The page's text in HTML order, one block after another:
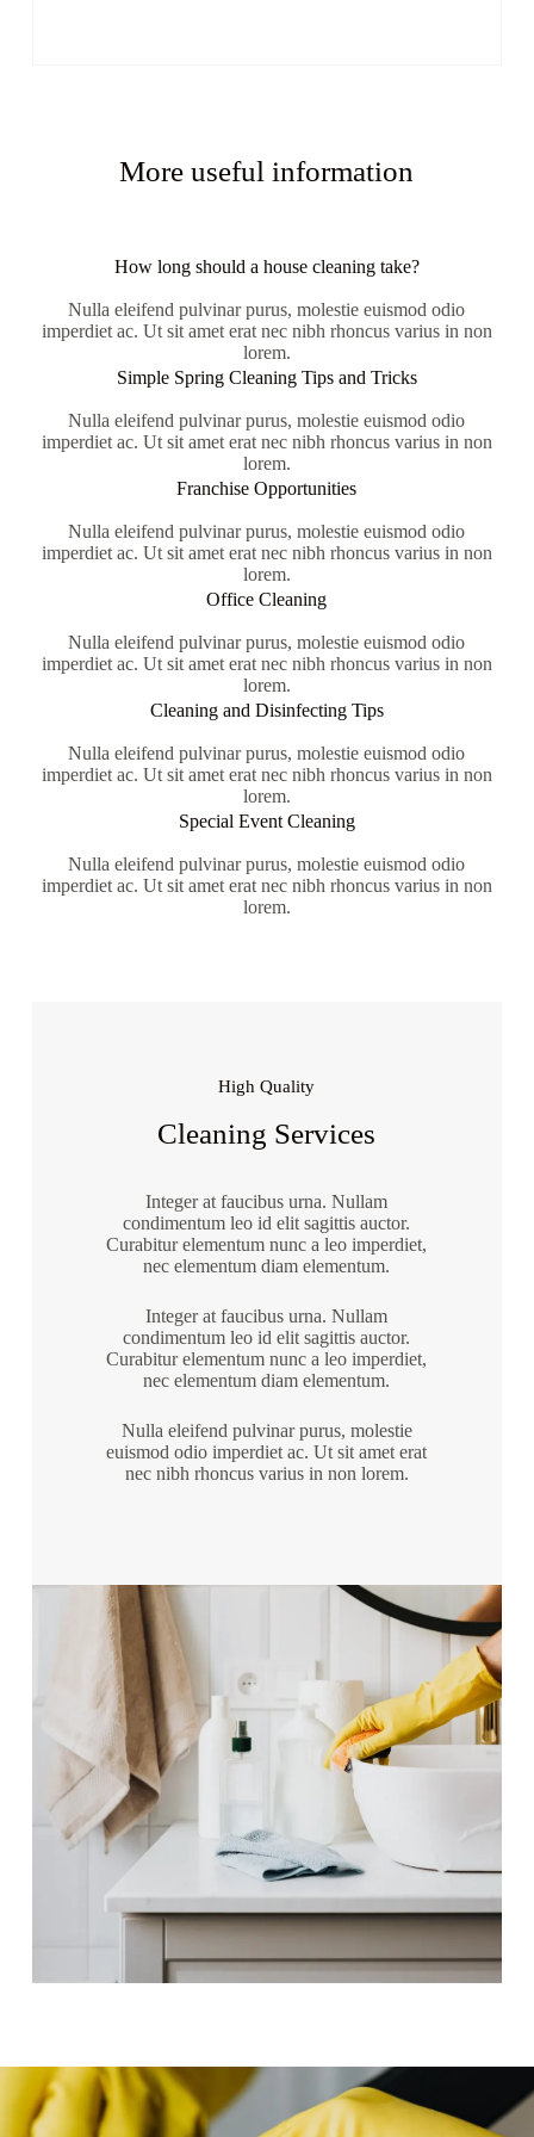
More useful information
How long should a house cleaning take?
Nulla eleifend pulvinar purus, molestie euismod odio
imperdiet ac. Ut sit amet erat nec nibh rhoncus varius in non
lorem.
Simple Spring Cleaning Tips and Tricks
Nulla eleifend pulvinar purus, molestie euismod odio
imperdiet ac. Ut sit amet erat nec nibh rhoncus varius in non
lorem.
Franchise Opportunities
Nulla eleifend pulvinar purus, molestie euismod odio
imperdiet ac. Ut sit amet erat nec nibh rhoncus varius in non
lorem.
Office Cleaning
Nulla eleifend pulvinar purus, molestie euismod odio
imperdiet ac. Ut sit amet erat nec nibh rhoncus varius in non
lorem.
Cleaning and Disinfecting Tips
Nulla eleifend pulvinar purus, molestie euismod odio
imperdiet ac. Ut sit amet erat nec nibh rhoncus varius in non
lorem.
Special Event Cleaning
Nulla eleifend pulvinar purus, molestie euismod odio
imperdiet ac. Ut sit amet erat nec nibh rhoncus varius in non
lorem.
High Quality
Cleaning Services
Integer at faucibus urna. Nullam
condimentum leo id elit sagittis auctor.
Curabitur elementum nunc a leo imperdiet,
nec elementum diam elementum.
Integer at faucibus urna. Nullam
condimentum leo id elit sagittis auctor.
Curabitur elementum nunc a leo imperdiet,
nec elementum diam elementum.
Nulla eleifend pulvinar purus, molestie
euismod odio imperdiet ac. Ut sit amet erat
nec nibh rhoncus varius in non lorem.